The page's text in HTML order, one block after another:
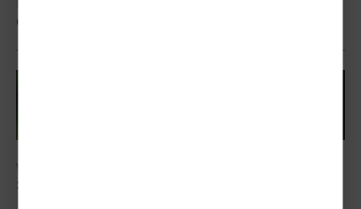
07/04/2023
Warm thuiskomen bij Frank Tack
21/02/2023